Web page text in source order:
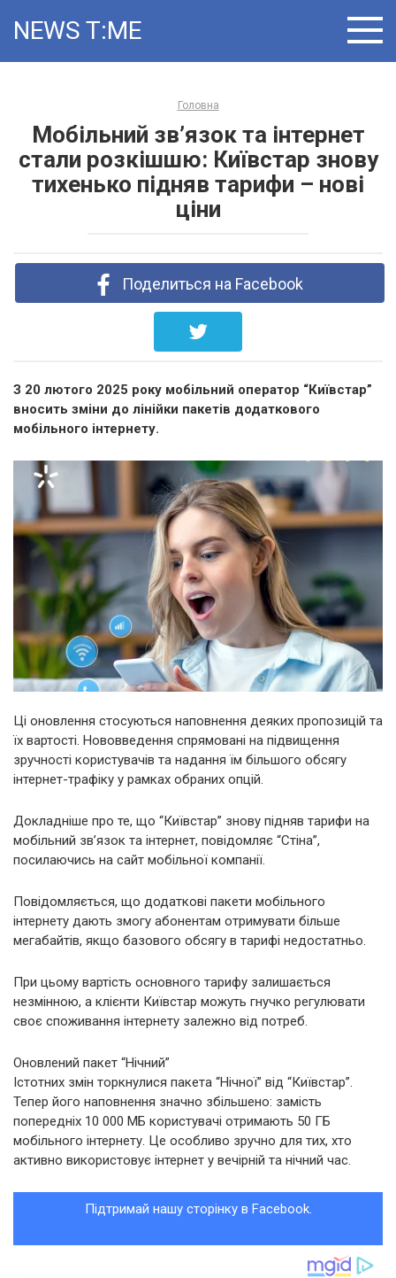
NEWS T:ME
Головна
Мобільний зв’язок та інтернет
стали розкішшю: Київстар знову
тихенько підняв тарифи – нові
ціни
Поделиться на Facebook
З 20 лютого 2025 року мобільний оператор “Київстар”
вносить зміни до лінійки пакетів додаткового
мобільного інтернету.
Ці оновлення стосуються наповнення деяких пропозицій та
їх вартості. Нововведення спрямовані на підвищення
зручності користувачів та надання їм більшого обсягу
інтернет-трафіку у рамках обраних опцій.
Докладніше про те, що “Київстар” знову підняв тарифи на
мобільний зв’язок та інтернет, повідомляє “Стіна”,
посилаючись на сайт мобільної компанії.
Повідомляється, що додаткові пакети мобільного
інтернету дають змогу абонентам отримувати більше
мегабайтів, якщо базового обсягу в тарифі недостатньо.
При цьому вартість основного тарифу залишається
незмінною, а клієнти Київстар можуть гнучко регулювати
своє споживання інтернету залежно від потреб.
Оновлений пакет “Нічний”
Істотних змін торкнулися пакета “Нічної” від “Київстар”.
Тепер його наповнення значно збільшено: замість
попередніх 10 000 МБ користувачі отримають 50 ГБ
мобільного інтернету. Це особливо зручно для тих, хто
активно використовує інтернет у вечірній та нічний час.
Підтримай нашу сторінку в Facebook.